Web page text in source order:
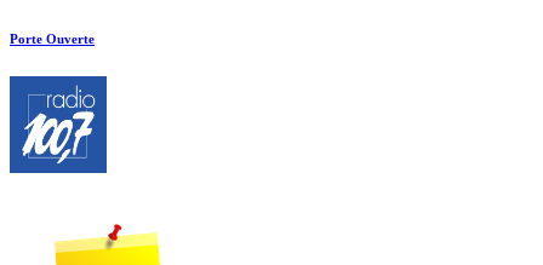
Porte Ouverte